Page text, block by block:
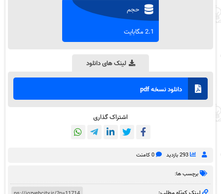
حجم
2.1 مگابایت
لینک های دانلود
دانلود نسخه pdf
اشتراک گذاری
293 بازدید 0 کامنت
برچسب ها: